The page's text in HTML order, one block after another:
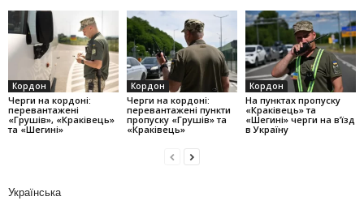
Кордон
Черги на кордоні:
перевантажені
«Грушів», «Краківець»
та «Шегині»
Кордон
Черги на кордоні:
перевантажені пункти
пропуску «Грушів» та
«Краківець»
Кордон
На пунктах пропуску
«Краківець» та
«Шегині» черги на в’їзд
в Україну
Українська